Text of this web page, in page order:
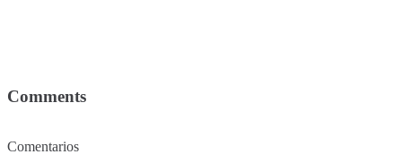
Comments
Comentarios